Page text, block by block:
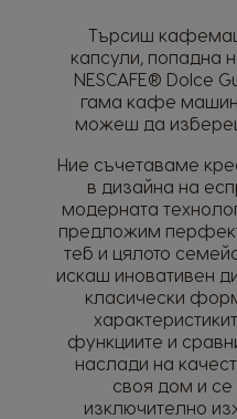
Търсиш
капсули, попадна
NESCAFE® Dolce
гама кафе
можеш да
Ние съчетаваме
в дизайна на
модерната
предложим
теб и цялото
искаш иновативен
класически
функциите и
наслади на
своя дом и
изключително